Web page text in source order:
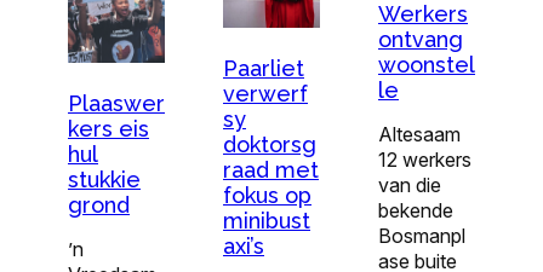
Plaaswer
kers eis
hul
stukkie
grond
’n
Paarliet
verwerf
sy
doktorsg
raad met
fokus op
minibust
axi’s
Werkers
ontvang
woonstel
le
Altesaam
12 werkers
van die
bekende
Bosmanpl
ase buite